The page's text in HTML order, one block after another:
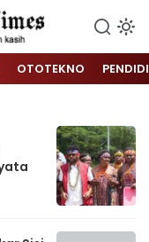
OTOTEKNO